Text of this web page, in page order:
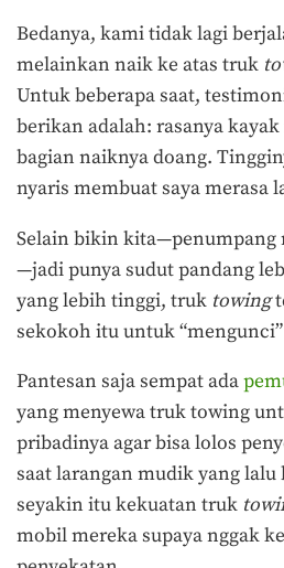
Bedanya, kami tidak lagi
melainkan naik ke atas truk
Untuk beberapa saat,
berikan adalah: rasanya
bagian naiknya doang.
nyaris membuat saya merasa
Selain bikin kita—penumpang
—jadi punya sudut pandang
yang lebih tinggi, truk towing
sekokoh itu untuk
Pantesan saja sempat ada
yang menyewa truk towing
pribadinya agar bisa lolos
saat larangan mudik yang
seyakin itu kekuatan truk
mobil mereka supaya nggak